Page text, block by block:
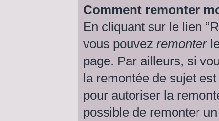
Comment remonter
En cliquant sur le lien
vous pouvez remonter
page. Par ailleurs, si
la remontée de sujet
pour autoriser la
possible de remonter